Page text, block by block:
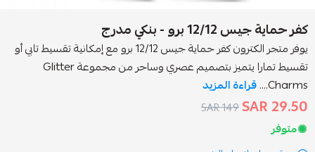
- بنكي مدرج
يوفر متجر الكترون كفر حماية جيس 12/12 برو مع إمكانية تقسيط تابي أو
تقسيط تمارا يتميز بتصميم عصري وساحر من مجموعة Glitter
المزيد
149 SAR